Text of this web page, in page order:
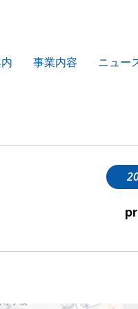
事業内容 ニュー